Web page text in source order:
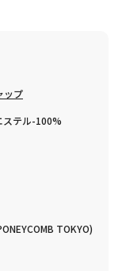
ップ
ステル-100%
TOKYO)